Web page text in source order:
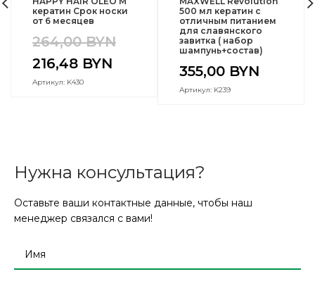
кератин Срок носки
от 6 месяцев
264,00BYN
216,48 BYN
Артикул: K430
500 мл кератин с
отличным питанием
для славянского
завитка ( набор
шампунь+состав)
355,00 BYN
Артикул: K239
Нужна консультация?
Оставьте ваши контактные данные, чтобы наш
менеджер связался с вами!